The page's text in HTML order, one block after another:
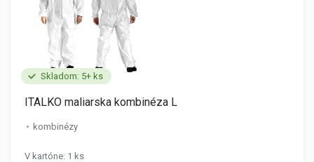
Skladom: 5+ ks
ITALKO maliarska kombinéza L
kombinézy
V kartóne: 1 ks